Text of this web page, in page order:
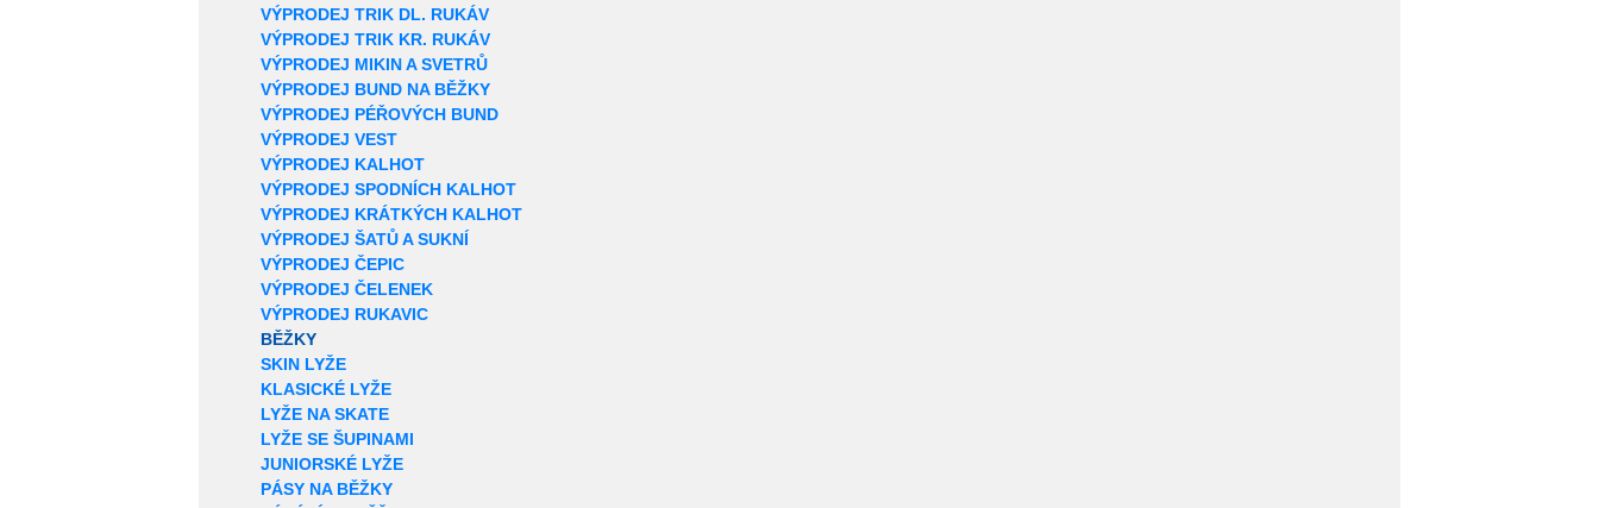
VÝPRODEJ TRIK DL. RUKÁV
VÝPRODEJ TRIK KR. RUKÁV
VÝPRODEJ MIKIN A SVETRŮ
VÝPRODEJ BUND NA BĚŽKY
VÝPRODEJ PÉŘOVÝCH BUND
VÝPRODEJ VEST
VÝPRODEJ KALHOT
VÝPRODEJ SPODNÍCH KALHOT
VÝPRODEJ KRÁTKÝCH KALHOT
VÝPRODEJ ŠATŮ A SUKNÍ
VÝPRODEJ ČEPIC
VÝPRODEJ ČELENEK
VÝPRODEJ RUKAVIC
BĚŽKY
SKIN LYŽE
KLASICKÉ LYŽE
LYŽE NA SKATE
LYŽE SE ŠUPINAMI
JUNIORSKÉ LYŽE
PÁSY NA BĚŽKY